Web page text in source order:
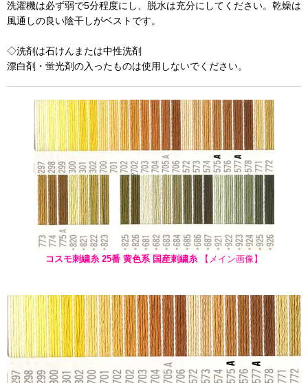
洗濯機は必ず弱で5分程度にし、脱水は充分にしてください。乾燥は
風通しの良い陰干しがベストです。
◇洗剤は石けんまたは中性洗剤
漂白剤・蛍光剤の入ったものは使用しないでください。
コスモ刺繍糸 25番 黄色系 国産刺繍糸【メイン画像】